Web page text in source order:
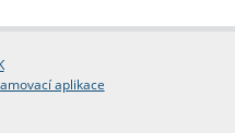
aplikace